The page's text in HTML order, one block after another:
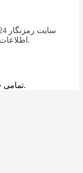
اطلاعات مردم از دنیای رمز ارز ها راه اندازی گردید.
©محفوظ می باشد.